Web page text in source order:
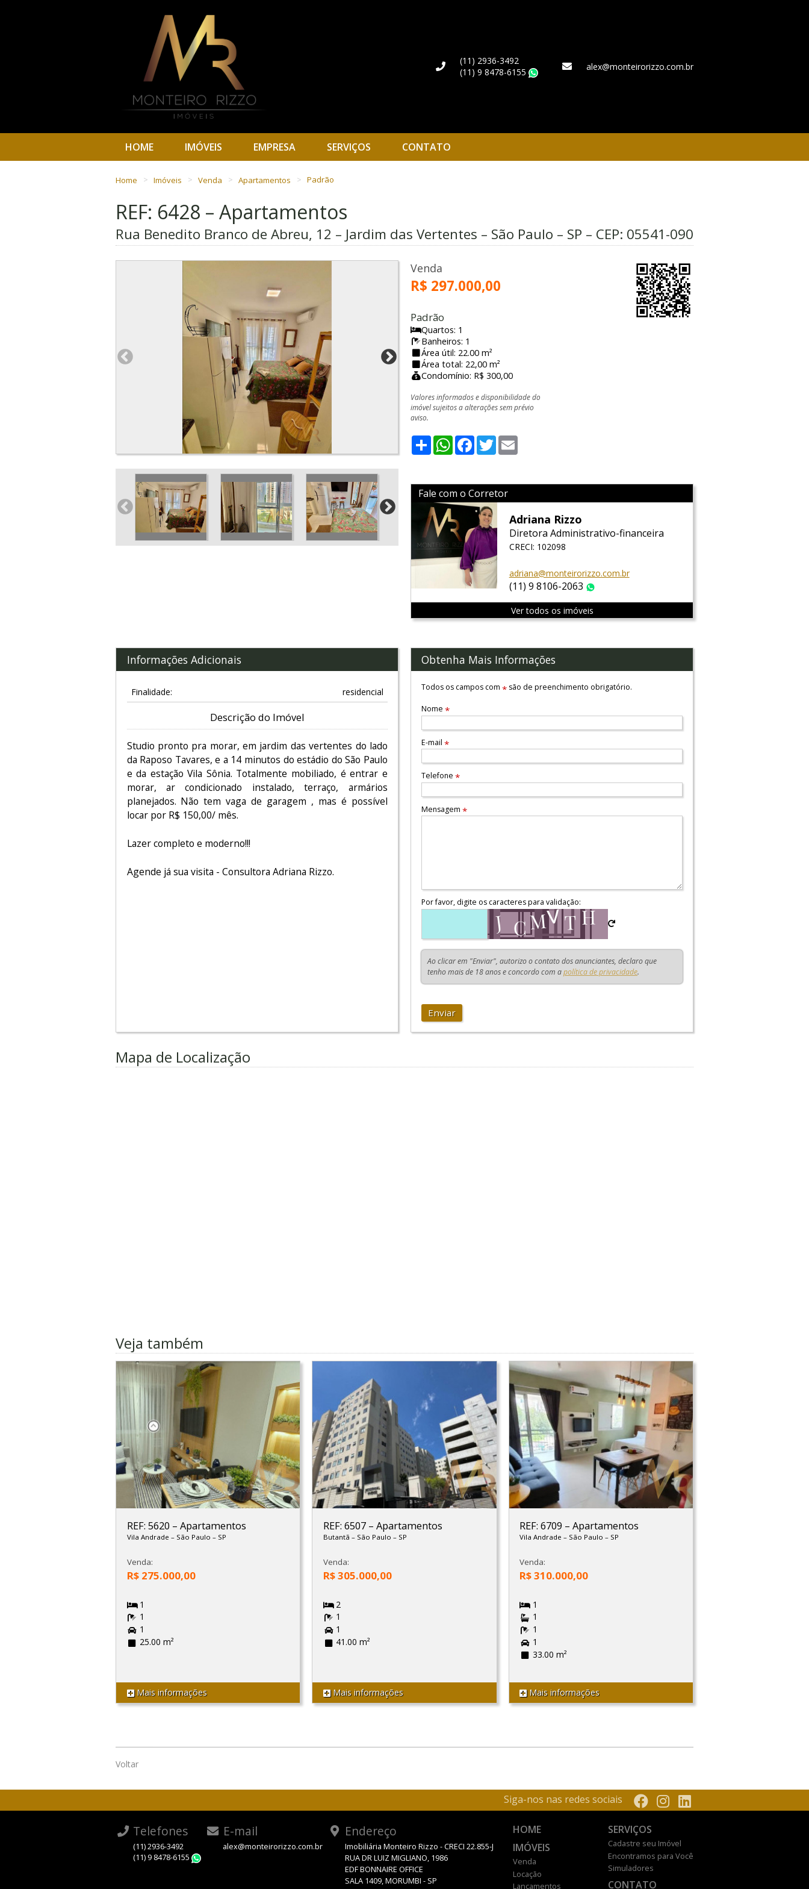
(11) 2936-3492
(11) 9 8478-6155
alex@monteirorizzo.com.br
HOME IMÓVEIS EMPRESA SERVIÇOS CONTATO
Home Imóveis Venda Apartamentos Padrão
REF: 6428 – Apartamentos
Rua Benedito Branco de Abreu, 12 – Jardim das Vertentes – São Paulo – SP – CEP: 05541-090
Venda
R$ 297.000,00
Padrão
Quartos: 1
Banheiros: 1
Área útil: 22.00 m²
Área total: 22,00 m²
Condomínio: R$ 300,00
Valores informados e disponibilidade do
imóvel sujeitos a alterações sem prévio
aviso.
ShareWhatsApp
Facebook
Twitter
Fale com o Corretor
Adriana Rizzo
Diretora Administrativo-financeira
CRECI: 102098
adriana@monteirorizzo.com.br
(11) 9 8106-2063
Ver todos os imóveis
Informações Adicionais
Finalidade: residencial
Descrição do Imóvel
Studio pronto pra morar, em jardim das vertentes do lado
da Raposo Tavares, e a 14 minutos do estádio do São Paulo
e da estação Vila Sônia. Totalmente mobiliado, é entrar e
morar, ar condicionado instalado, terraço, armários
planejados. Não tem vaga de garagem , mas é possível
locar por R$ 150,00/ mês.
Lazer completo e moderno!!!
Agende já sua visita - Consultora Adriana Rizzo.
Obtenha Mais Informações
Todos os campos com* são de preenchimento obrigatório.
Nome*
E-mail*
Telefone*
Mensagem*
Por favor, digite os caracteres para validação:
Ao clicar em "Enviar", autorizo o contato dos anunciantes, declaro que
tenho mais de 18 anos e concordo com apolítica de privacidade.
Enviar
Mapa de Localização
Veja também
REF: 5620 – Apartamentos
Vila Andrade – São Paulo – SP
Venda:
R$ 275.000,00
1
1
1
25.00 m²
Mais informações
REF: 6507 – Apartamentos
Butantã – São Paulo – SP
Venda:
R$ 305.000,00
2
1
1
41.00 m²
Mais informações
REF: 6709 –Apartamentos
Vila Andrade– São Paulo– SP
Venda:
R$ 310.000,00
1
1
1
1
33.00 m²
Mais informações
Voltar
Siga-nos nas redes sociais
Telefones
(11) 2936-3492
(11) 9 8478-6155
E-mail
alex@monteirorizzo.com.br
Endereço
Imobiliária Monteiro Rizzo - CRECI 22.855-J
RUA DR LUIZ MIGLIANO, 1986
EDF BONNAIRE OFFICE
SALA 1409, MORUMBI - SP
HOME
IMÓVEIS
Venda
Locação
Lançamentos
SERVIÇOS
Cadastre seu Imóvel
Encontramos para Você
Simuladores
CONTATO